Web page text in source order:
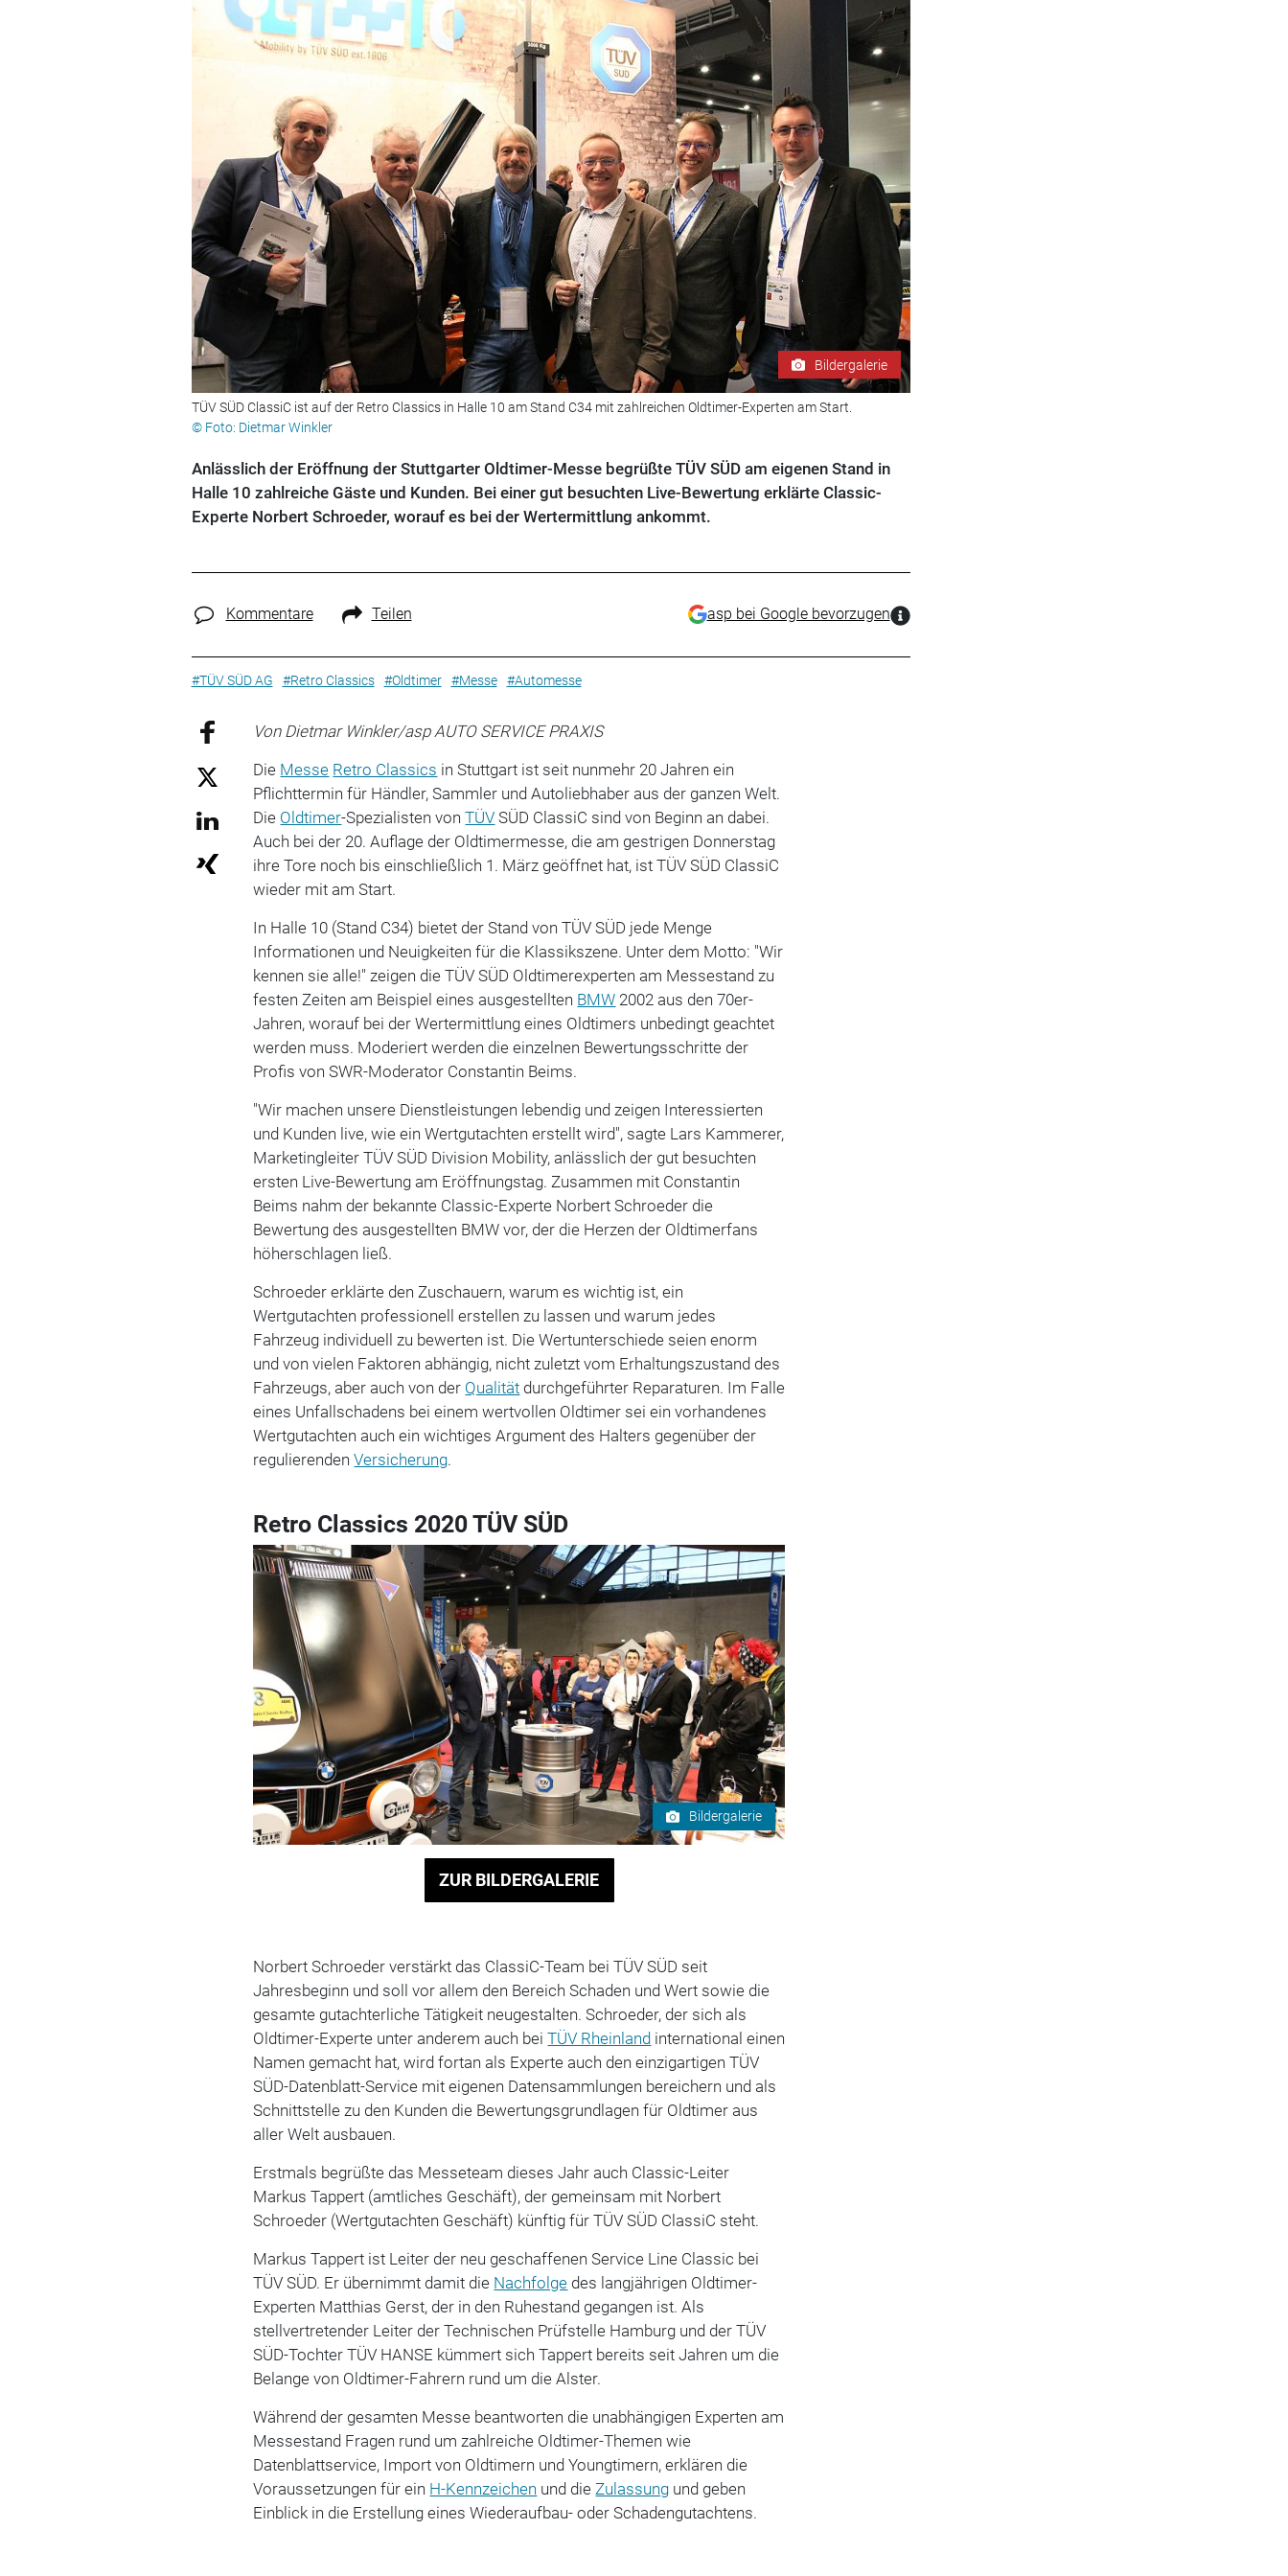
Bildergalerie
TÜV SÜD ClassiC ist auf der Retro Classics in Halle 10 am Stand C34 mit zahlreichen Oldtimer-Experten am Start.
© Foto: Dietmar Winkler
Anlässlich der Eröffnung der Stuttgarter Oldtimer-Messe begrüßte TÜV SÜD am eigenen Stand in
Halle 10 zahlreiche Gäste und Kunden. Bei einer gut besuchten Live-Bewertung erklärte Classic-
Experte Norbert Schroeder, worauf es bei der Wertermittlung ankommt.
Kommentare Teilen asp bei Google bevorzugen
#TÜV SÜD AG #Retro Classics #Oldtimer #Messe #Automesse
Von Dietmar Winkler/asp AUTO SERVICE PRAXIS
Die Messe Retro Classics in Stuttgart ist seit nunmehr 20 Jahren ein
Pflichttermin für Händler, Sammler und Autoliebhaber aus der ganzen Welt.
Die Oldtimer-Spezialisten vonTÜV SÜD ClassiC sind von Beginn an dabei.
Auch bei der 20. Auflage der Oldtimermesse, die am gestrigen Donnerstag
ihre Tore noch bis einschließlich 1. März geöffnet hat, ist TÜV SÜD ClassiC
wieder mit am Start.
In Halle 10 (Stand C34) bietet der Stand von TÜV SÜD jede Menge
Informationen und Neuigkeiten für die Klassikszene. Unter dem Motto: "Wir
kennen sie alle!" zeigen die TÜV SÜD Oldtimerexperten am Messestand zu
festen Zeiten am Beispiel eines ausgestellten BMW 2002 aus den 70er-
Jahren, worauf bei der Wertermittlung eines Oldtimers unbedingt geachtet
werden muss. Moderiert werden die einzelnen Bewertungsschritte der
Profis von SWR-Moderator Constantin Beims.
"Wir machen unsere Dienstleistungen lebendig und zeigen Interessierten
und Kunden live, wie ein Wertgutachten erstellt wird", sagte Lars Kammerer,
Marketingleiter TÜV SÜD Division Mobility, anlässlich der gut besuchten
ersten Live-Bewertung am Eröffnungstag. Zusammen mit Constantin
Beims nahm der bekannte Classic-Experte Norbert Schroeder die
Bewertung des ausgestellten BMW vor, der die Herzen der Oldtimerfans
höherschlagen ließ.
Schroeder erklärte den Zuschauern, warum es wichtig ist, ein
Wertgutachten professionell erstellen zu lassen und warum jedes
Fahrzeug individuell zu bewerten ist. Die Wertunterschiede seien enorm
und von vielen Faktoren abhängig, nicht zuletzt vom Erhaltungszustand des
Fahrzeugs, aber auch von der Qualität durchgeführter Reparaturen. Im Falle
eines Unfallschadens bei einem wertvollen Oldtimer sei ein vorhandenes
Wertgutachten auch ein wichtiges Argument des Halters gegenüber der
regulierendenVersicherung.
Retro Classics 2020 TÜV SÜD
Bildergalerie
ZUR BILDERGALERIE
Norbert Schroeder verstärkt das ClassiC-Team bei TÜV SÜD seit
Jahresbeginn und soll vor allem den Bereich Schaden und Wert sowie die
gesamte gutachterliche Tätigkeit neugestalten. Schroeder, der sich als
Oldtimer-Experte unter anderem auch beiTÜV Rheinland international einen
Namen gemacht hat, wird fortan als Experte auch den einzigartigen TÜV
SÜD-Datenblatt-Service mit eigenen Datensammlungen bereichern und als
Schnittstelle zu den Kunden die Bewertungsgrundlagen für Oldtimer aus
aller Welt ausbauen.
Erstmals begrüßte das Messeteam dieses Jahr auch Classic-Leiter
Markus Tappert (amtliches Geschäft), der gemeinsam mit Norbert
Schroeder (Wertgutachten Geschäft) künftig für TÜV SÜD ClassiC steht.
Markus Tappert ist Leiter der neu geschaffenen Service Line Classic bei
TÜV SÜD. Er übernimmt damit die Nachfolge des langjährigen Oldtimer-
Experten Matthias Gerst, der in den Ruhestand gegangen ist. Als
stellvertretender Leiter der Technischen Prüfstelle Hamburg und der TÜV
SÜD-Tochter TÜV HANSE kümmert sich Tappert bereits seit Jahren um die
Belange von Oldtimer-Fahrern rund um die Alster.
Während der gesamten Messe beantworten die unabhängigen Experten am
Messestand Fragen rund um zahlreiche Oldtimer-Themen wie
Datenblattservice, Import von Oldtimern und Youngtimern, erklären die
Voraussetzungen für ein H-Kennzeichen und dieZulassung und geben
Einblick in die Erstellung eines Wiederaufbau- oder Schadengutachtens.